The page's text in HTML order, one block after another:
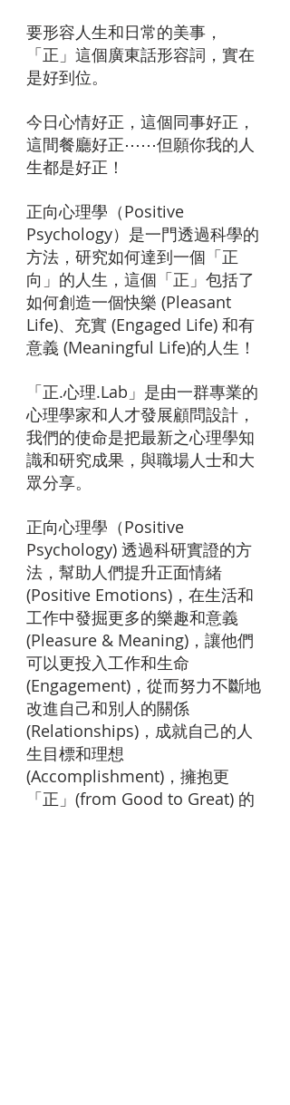
要形容人生和日常的美事，
「正」這個廣東話形容詞，實在
是好到位。
今日心情好正，這個同事好正，
這間餐廳好正⋯⋯但願你我的人
生都是好正！
正向心理學（Positive
Psychology）是一門透過科學的
方法，研究如何達到一個「正
向」的人生，這個「正」包括了
如何創造一個快樂 (Pleasant
Life)、充實 (Engaged Life) 和有
意義 (Meaningful Life)的人生！
「正.心理.Lab」是由一群專業的
心理學家和人才發展顧問設計，
我們的使命是把最新之心理學知
識和研究成果，與職場人士和大
眾分享。
正向心理學（Positive
Psychology) 透過科研實證的方
法，幫助人們提升正面情緒
(Positive Emotions)，在生活和
工作中發掘更多的樂趣和意義
(Pleasure & Meaning)，讓他們
可以更投入工作和生命
(Engagement)，從而努力不斷地
改進自己和別人的關係
(Relationships)，成就自己的人
生目標和理想
(Accomplishment)，擁抱更
「正」(from Good to Great) 的